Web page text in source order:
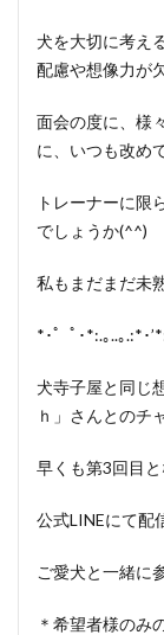
犬を大切に考え
配慮や想像力が
面会の度に、様
に、いつも改め
トレーナーに限
でしょうか(^^)
私もまだまだ未
*･゜ﾟ･*:.｡..｡.:*･
犬寺子屋と同じ
ｈ」さんとのチ
早くも第3回目と
公式LINEにて配
ご愛犬と一緒に
＊希望者様のみ